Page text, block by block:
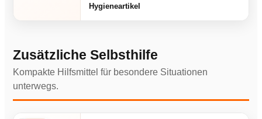
Hygieneartikel
Zusätzliche Selbsthilfe
Kompakte Hilfsmittel für besondere Situationen
unterwegs.